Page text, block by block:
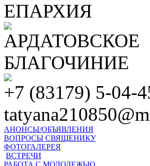
ЕПАРХИЯ
АРДАТОВСКОЕ
БЛАГОЧИНИЕ
+7 (83179) 5-04-
АНОНСЫ/ОБЪЯВЛЕНИЯ
ВОПРОСЫ СВЯЩЕНИКУ
ФОТОГАЛЕРЕЯ
ВСТРЕЧИ
РАБОТА С МОЛОДЕЖЬЮ